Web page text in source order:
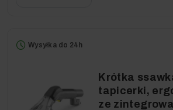
Wysyłka do 24h
Krótka
tapicerki,
ze